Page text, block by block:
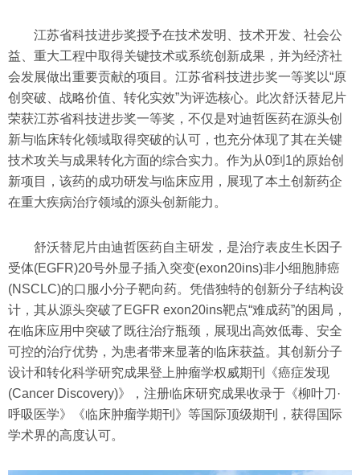
江苏省科技进步奖授予在技术发明、技术开发、社会公
益、重大工程中取得关键技术或系统创新成果，并为经济社
会发展做出重要贡献的项目。江苏省科技进步奖一等奖以“原
创突破、战略价值、转化实效”为评选核心。此次舒沃替尼片
荣获江苏省科技进步奖一等奖，不仅是对迪哲医药在源头创
新与临床转化领域取得突破的认可，也充分体现了其在关键
技术攻关与成果转化方面的综合实力。作为从0到1的原始创
新项目，该药的成功研发与临床应用，展现了本土创新药企
在重大疾病治疗领域的源头创新能力。
舒沃替尼片由迪哲医药自主研发，是治疗表皮生长因子
受体(EGFR)20号外显子插入突变(exon20ins)非小细胞肺癌
(NSCLC)的口服小分子靶向药。凭借独特的创新分子结构设
计，其从源头突破了EGFR exon20ins靶点“难成药”的困局，
在临床应用中突破了既往治疗瓶颈，展现出高效低毒、安全
可控的治疗优势，为患者带来显著的临床获益。其创新分子
设计和转化科学研究成果登上肿瘤学权威期刊《癌症发现
(Cancer Discovery)》，注册临床研究成果收录于《柳叶刀·
呼吸医学》《临床肿瘤学期刊》等国际顶级期刊，获得国际
学术界的高度认可。